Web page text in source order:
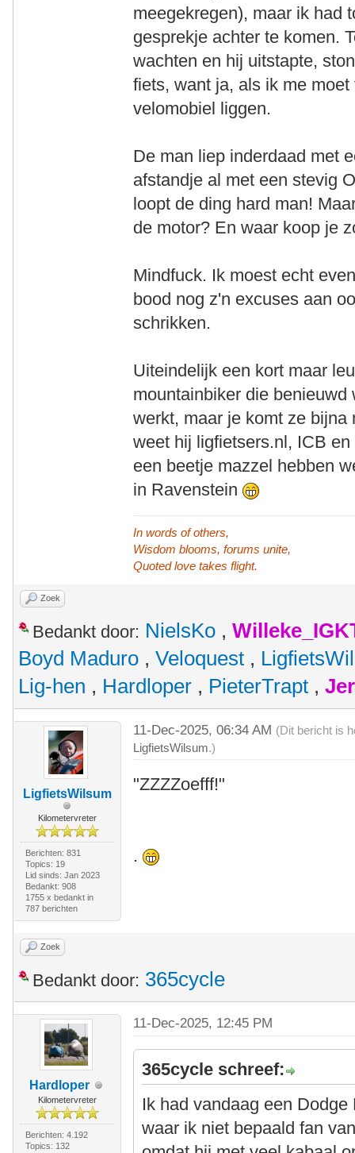
meegekregen), maar ik had
gesprekje achter te komen.
wachten en hij uitstapte,
fiets, want ja, als ik me
velomobiel liggen.
De man liep inderdaad met
afstandje al met een stevig
loopt de ding hard man!
de motor? En waar koop je
Mindfuck. Ik moest echt
bood nog z'n excuses aan
schrikken.
Uiteindelijk een kort maar
mountainbiker die
werkt, maar je komt ze
weet hij ligfietsers.nl, ICB
een beetje mazzel hebben
in Ravenstein
In words of others,
Wisdom blooms, forums unite,
Quoted love takes flight.
Zoek
Bedankt door: NielsKo ,
Boyd Maduro , Veloquest ,
Lig-hen , Hardloper , PieterTrapt ,
LigfietsWilsum
Kilometervreter
Berichten: 831
Topics: 19
Lid sinds: Jan 2023
Bedankt: 908
1755 x bedankt in
787 berichten
11-Dec-2025, 06:34 AM (Dit bericht is
LigfietsWilsum.)
"ZZZZoefff!"
.
Zoek
Bedankt door: 365cycle
Hardloper
Kilometervreter
Berichten: 4.192
Topics: 132
11-Dec-2025, 12:45 PM
365cycle schreef:
Ik had vandaag een
waar ik niet bepaald fan